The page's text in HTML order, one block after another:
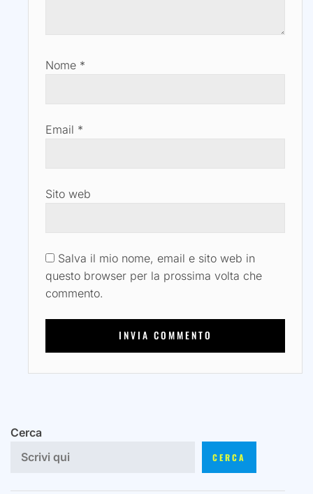
Nome *
Email *
Sito web
Salva il mio nome, email e sito web in
questo browser per la prossima volta che
commento.
Cerca
CERCA